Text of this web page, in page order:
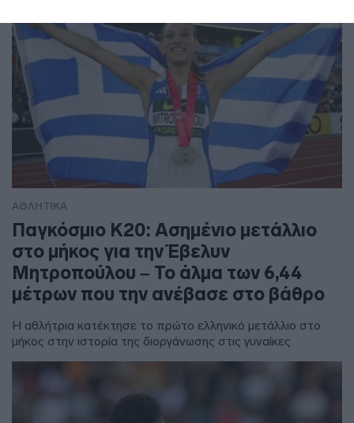
ΑΘΛΗΤΙΚΑ
Παγκόσμιο Κ20: Ασημένιο μετάλλιο
στο μήκος για την Έβελυν
Μητροπούλου – Το άλμα των 6,44
μέτρων που την ανέβασε στο βάθρο
Η αθλήτρια κατέκτησε το πρώτο ελληνικό μετάλλιο στο
μήκος στην ιστορία της διοργάνωσης στις γυναίκες